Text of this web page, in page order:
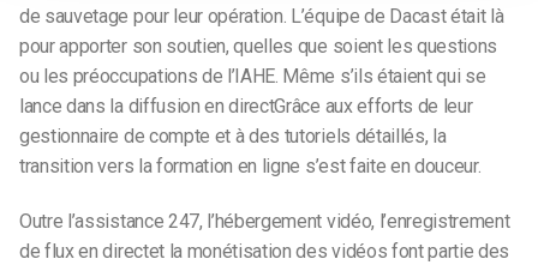
de sauvetage pour leur opération. L’équipe de Dacast était là
pour apporter son soutien, quelles que soient les questions
ou les préoccupations de l’IAHE. Même s’ils étaientqui se
lance dans la diffusion en directGrâce aux efforts de leur
gestionnaire de compte et à des tutoriels détaillés, la
transition vers la formation en ligne s’est faite en douceur.
Outre l’assistance 247, l’hébergement vidéo, l’enregistrement
de flux en directet la monétisation des vidéos font partie des